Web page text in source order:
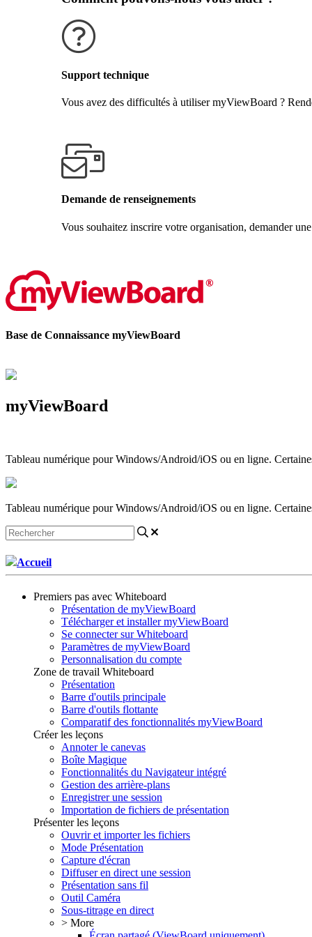
Support technique
Vous avez des difficultés à utiliser myViewBoard ?
Demande de renseignements
Vous souhaitez inscrire votre organisation, demander
Base de Connaissance myViewBoard
myViewBoard
Tableau numérique pour Windows/Android/iOS ou en ligne.
Tableau numérique pour Windows/Android/iOS ou en ligne.
Accueil
Premiers pas avec Whiteboard
Présentation de myViewBoard
Télécharger et installer myViewBoard
Se connecter sur Whiteboard
Paramètres de myViewBoard
Personnalisation du compte
Zone de travail Whiteboard
Présentation
Barre d'outils principale
Barre d'outils flottante
Comparatif des fonctionnalités myViewBoard
Créer les leçons
Annoter le canevas
Boîte Magique
Fonctionnalités du Navigateur intégré
Gestion des arrière-plans
Enregistrer une session
Importation de fichiers de présentation
Présenter les leçons
Ouvrir et importer les fichiers
Mode Présentation
Capture d'écran
Diffuser en direct une session
Présentation sans fil
Outil Caméra
Sous-titrage en direct
> More